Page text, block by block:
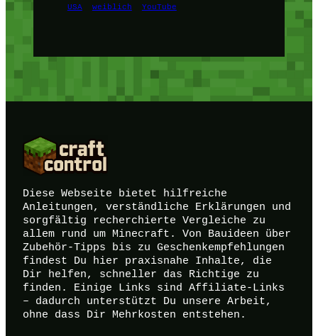
USA
weiblich YouTube
Diese Webseite bietet hilfreiche
Anleitungen, verständliche Erklärungen und
sorgfältig recherchierte Vergleiche zu
allem rund um Minecraft. Von Bauideen über
Zubehör-Tipps bis zu Geschenkempfehlungen
findest Du hier praxisnahe Inhalte, die
Dir helfen, schneller das Richtige zu
finden. Einige Links sind Affiliate-Links
– dadurch unterstützt Du unsere Arbeit,
ohne dass Dir Mehrkosten entstehen.